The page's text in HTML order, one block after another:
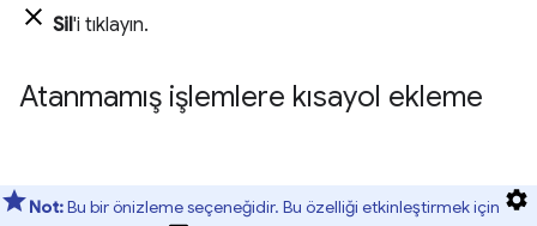
Sil'i tıklayın.
Atanmamış işlemlere kısayol ekleme
Not:Bu bir önizleme seçeneğidir. Bu özelliği etkinleştirmek için